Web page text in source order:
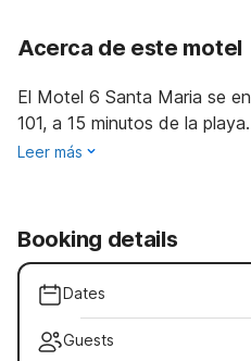
Acerca de este motel
El Motel 6 Santa Maria se
101, a 15 minutos de la
Leer más
Booking details
Dates
Guests